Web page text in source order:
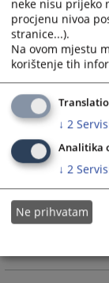
Hercegovini“
suda Široki
06.01.2023.
U prilogu možete
za sudovanje na
Hercegovine
pravosudne
neke nisu prijeko
procjenu nivoa
stranice...).
Na ovom mjestu
korištenje tih
↓ 2
Analitika
↓ 2
Ne prihvatam